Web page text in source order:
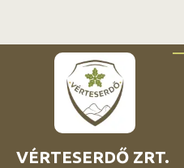
VÉRTESERDŐ ZRT.